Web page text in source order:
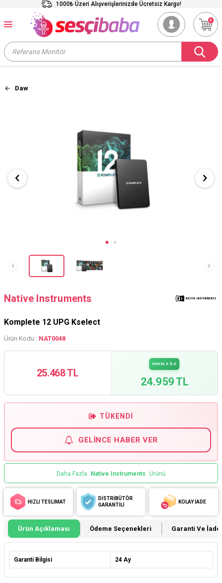
1000₺ Üzeri Alışverişlerinizde Ücretsiz Kargo!
0
Daw
Native Instruments
Komplete 12 UPG Kselect
Ürün Kodu : NAT0048
25.468 TL
HAVALE İLE
24.959 TL
TÜKENDI
GELINCE HABER VER
Daha Fazla Native Instruments Ürünü
HIZLI TESLİMAT
DİSTRİBÜTÖR
GARANTİLİ
KOLAY İADE
Ürün Açıklaması Ödeme Seçenekleri Garanti Ve İade
Garanti Bilgisi 24 Ay